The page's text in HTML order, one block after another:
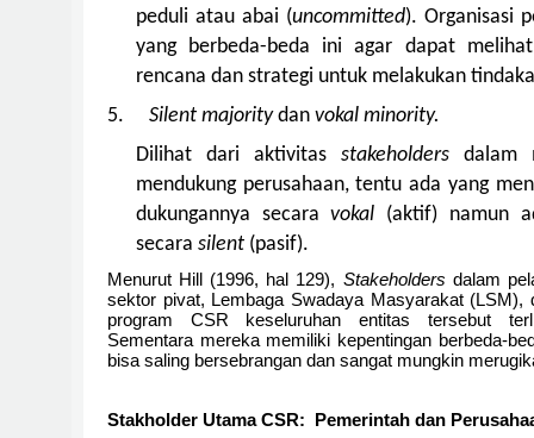
peduli atau abai (uncommitted). Organisasi
yang berbeda-beda ini agar dapat
rencana dan strategi untuk melakukan
5.
Silent majoritydan vokal minority.
Dilihat dari aktivitas stakeholders dalam
mendukung perusahaan, tentu ada yang
dukungannya secaravokal (aktif) namun
secara silent (pasif).
Menurut Hill (1996, hal 129), Stakeholders dalam
sektor pivat, Lembaga Swadaya Masyarakat
program CSR keseluruhan entitas tersebut
Sementara mereka memiliki kepentingan berbeda-
bisa saling bersebrangan dan sangat mungkin
Stakholder Utama CSR: Pemerintah dan